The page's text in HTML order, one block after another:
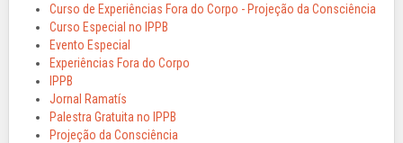
Curso de Experiências Fora do Corpo - Projeção da Consciência
Curso Especial no IPPB
Evento Especial
Experiências Fora do Corpo
IPPB
Jornal Ramatís
Palestra Gratuita no IPPB
Projeção da Consciência